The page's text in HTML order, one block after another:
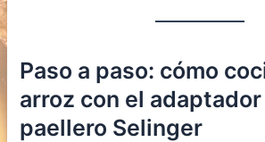
Paso a paso: cómo
arroz con el
paellero Selinger